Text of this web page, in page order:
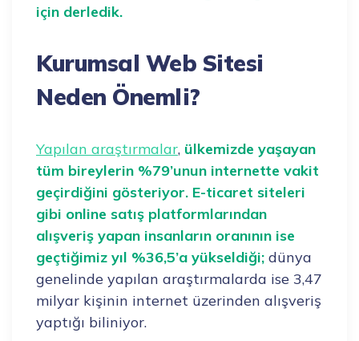
için derledik.
Kurumsal Web Sitesi
Neden Önemli?
Yapılan araştırmalar, ülkemizde yaşayan
tüm bireylerin %79’unun internette vakit
geçirdiğini gösteriyor. E-ticaret siteleri
gibi online satış platformlarından
alışveriş yapan insanların oranının ise
geçtiğimiz yıl %36,5’a yükseldiği; dünya
genelinde yapılan araştırmalarda ise 3,47
milyar kişinin internet üzerinden alışveriş
yaptığı biliniyor.